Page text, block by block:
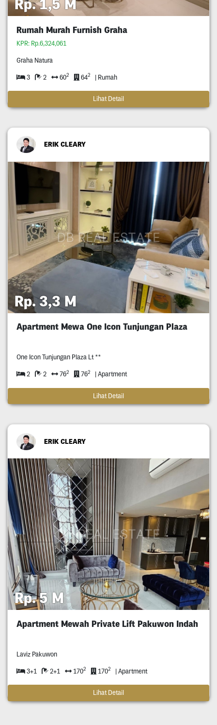
Rp. 1,5 M
Rumah Murah Furnish Graha
KPR: Rp.6,324,061
Graha Natura
3 2 602 642 | Rumah
Lihat Detail
ERIK CLEARY
Rp. 3,3 M
Apartment Mewa One Icon Tunjungan Plaza
One Icon Tunjungan Plaza Lt **
2 2 762 762 | Apartment
Lihat Detail
ERIK CLEARY
Rp. 5 M
Apartment Mewah Private Lift Pakuwon Indah
Laviz Pakuwon
3+1 2+1 1702 1702 | Apartment
Lihat Detail